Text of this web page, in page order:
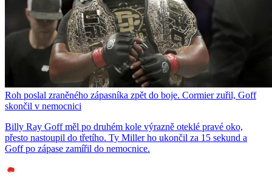
Roh poslal zraněného zápasníka zpět do boje. Cormier zuřil, Goff
skončil v nemocnici
Billy Ray Goff měl po druhém kole výrazně oteklé pravé oko,
přesto nastoupil do třetího. Ty Miller ho ukončil za 15 sekund a
Goff po zápase zamířil do nemocnice.